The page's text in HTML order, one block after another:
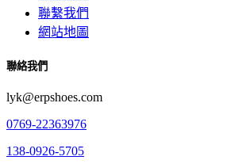
聯繫我們
網站地圖
聯絡我們
lyk@erpshoes.com
0769-22363976
138-0926-5705